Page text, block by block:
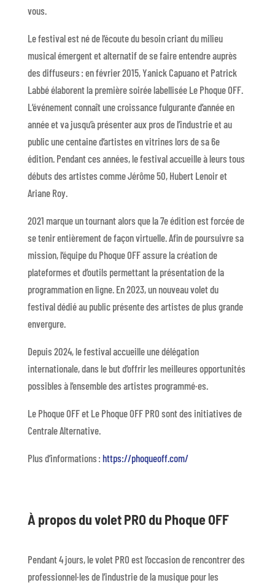
vous.
Le festival est né de l’écoute du besoin criant du milieu
musical émergent et alternatif de se faire entendre auprès
des diffuseurs : en février 2015, Yanick Capuano et Patrick
Labbé élaborent la première soirée labellisée Le Phoque OFF.
L’événement connaît une croissance fulgurante d’année en
année et va jusqu’à présenter aux pros de l’industrie et au
public une centaine d’artistes en vitrines lors de sa 6e
édition. Pendant ces années, le festival accueille à leurs tous
débuts des artistes comme Jérôme 50, Hubert Lenoir et
Ariane Roy.
2021 marque un tournant alors que la 7eédition est forcée de
se tenir entièrement de façon virtuelle. Afin de poursuivre sa
mission, l’équipe du Phoque OFF assure la création de
plateformes et d’outils permettant la présentation de la
programmation en ligne. En 2023, un nouveau volet du
festival dédié au public présente des artistes de plus grande
envergure.
Depuis 2024, le festival accueille une délégation
internationale, dans le but d’offrir les meilleures opportunités
possibles à l’ensemble des artistes programmé·es.
Le Phoque OFF et Le Phoque OFF PRO sont des initiatives de
Centrale Alternative.
Plus d’informations : https://phoqueoff.com/
À propos du volet PRO du Phoque OFF
Pendant4 jours, le volet PRO est l’occasion de rencontrer des
professionnel·les de l’industrie de la musiquepour les